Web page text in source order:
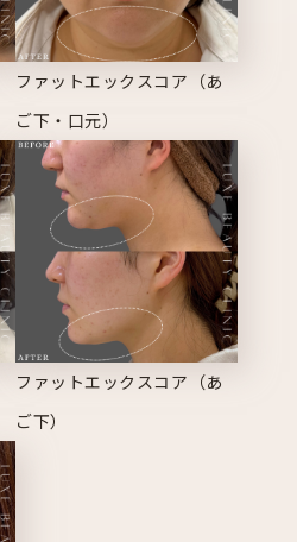
ファットエックスコア（あ
ご下・口元）
ファットエックスコア（あ
ご下）